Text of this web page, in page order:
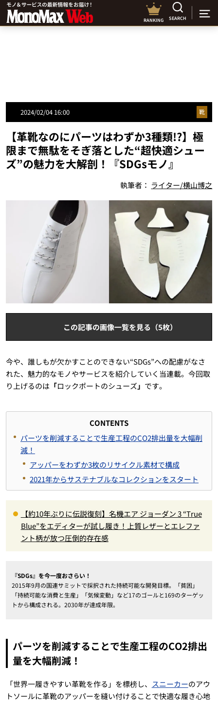
RANKING SEARCH
2024/02/04 16:00 靴
【革靴なのにパーツはわずか3種類!?】極
限まで無駄をそぎ落とした“超快適シュー
ズ”の魅力を大解剖！『SDGsモノ』
執筆者： ライター/横山博之
この記事の画像一覧を見る（5枚）
今や、誰しもが欠かすことのできない“SDGs”への配慮がなさ
れた、魅力的なモノやサービスを紹介していく当連載。今回取
り上げるのは 「ロックポートのシューズ」 です。
CONTENTS
パーツを削減することで生産工程のCO2排出量を大幅削
減！
アッパーをわずか3枚のリサイクル素材で構成
2021年からサステナブルなコレクションをスタート
【約10年ぶりに伝説復刻】名機エア ジョーダン 3 “True
Blue”をエディターが試し履き！上質レザーとエレファ
ント柄が放つ圧倒的存在感
『SDGs』を今一度おさらい！
2015年9月の国連サミットで採択された持続可能な開発目標。「貧困」
「持続可能な消費と生産」「気候変動」など17のゴールと169のターゲッ
トから構成される。2030年が達成年限。
パーツを削減することで生産工程のCO2排出
量を大幅削減！
「世界一履きやすい革靴を作る」を標榜し、 スニーカーのアウ
トソールに革靴のアッパーを縫い付けることで快適な履き心地